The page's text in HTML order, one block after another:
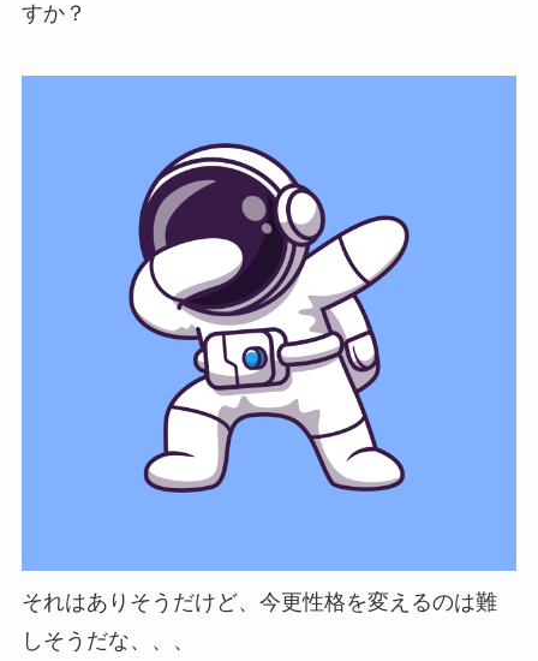
すか？
それはありそうだけど、今更性格を変えるのは難
しそうだな、、、